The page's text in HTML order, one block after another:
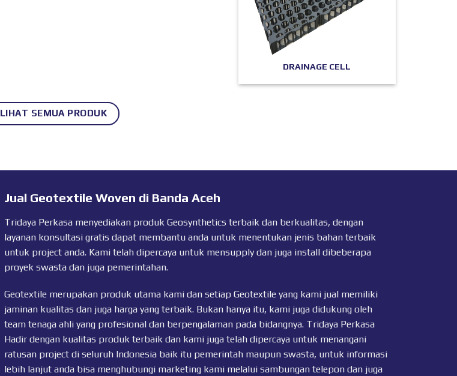
DRAINAGE CELL
LIHAT SEMUA PRODUK
Jual Geotextile Woven di Banda Aceh
Tridaya Perkasa menyediakan produk Geosynthetics terbaik dan berkualitas, dengan
layanan konsultasi gratis dapat membantu anda untuk menentukan jenis bahan terbaik
untuk project anda. Kami telah dipercaya untuk mensupply dan juga install dibeberapa
proyek swasta dan juga pemerintahan.
Geotextile merupakan produk utama kami dan setiap Geotextileyang kami jual memiliki
jaminan kualitas dan juga harga yang terbaik. Bukan hanya itu, kami juga didukung oleh
team tenaga ahli yang profesional dan berpengalaman pada bidangnya. Tridaya Perkasa
Hadir dengan kualitas produk terbaik dan kami juga telah dipercaya untuk menangani
ratusan project di seluruh Indonesia baik itu pemerintah maupun swasta, untuk informasi
lebih lanjut anda bisa menghubungi marketing kami melalui sambungan telepon dan juga